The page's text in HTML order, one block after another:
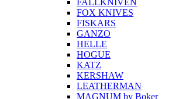
FALLKNIVEN
FOX KNIVES
FISKARS
GANZO
HELLE
HOGUE
KATZ
KERSHAW
LEATHERMAN
MAGNUM by Boker